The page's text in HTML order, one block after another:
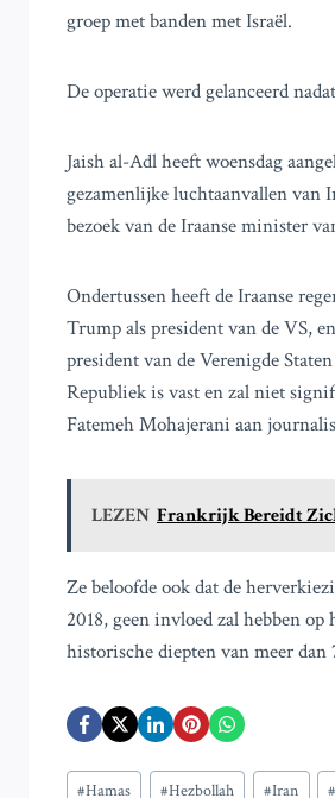
groep met banden met Israël.
De operatie werd gelanceerd
Jaish al-Adl heeft woensdag
gezamenlijke luchtaanvallen van
bezoek van de Iraanse minister
Ondertussen heeft de Iraanse
Trump als president van de VS,
president van de Verenigde
Republiek is vast en zal niet
Fatemeh Mohajerani aan
LEZEN Frankrijk Bereidt
Ze beloofde ook dat de
2018, geen invloed zal hebben
historische diepten van meer
Bericht
#Hamas #Hezbollah #Iran